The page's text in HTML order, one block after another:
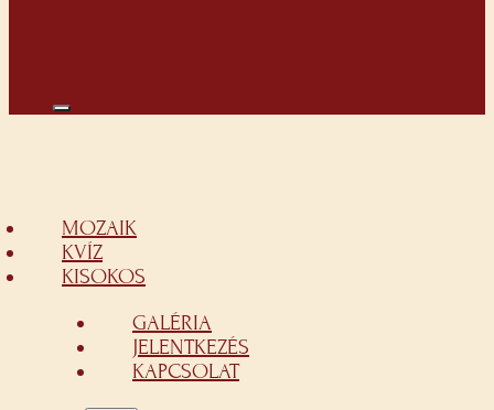
MOZAIK
KVÍZ
KISOKOS
GALÉRIA
JELENTKEZÉS
KAPCSOLAT